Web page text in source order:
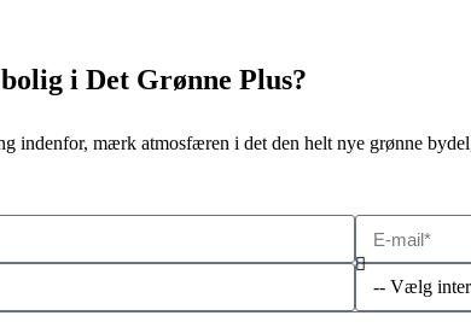
i Det Grønne Plus?
indenfor, mærk atmosfæren i det den helt nye grønne